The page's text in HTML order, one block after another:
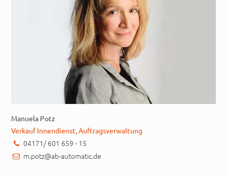
Manuela Potz
Verkauf Innendienst, Auftragsverwaltung
04171/ 601 659 - 15
m.potz@ab-automatic.de